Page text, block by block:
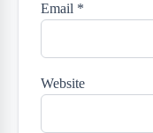
Email *
Website